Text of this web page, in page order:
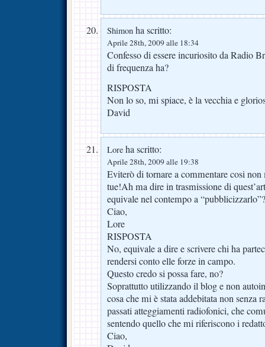
Shimon ha scritto:
Aprile 28th, 2009 alle 18:34
Confesso di essere incuriosito da Radio
di frequenza ha?
RISPOSTA
Non lo so, mi spiace, è la vecchia e
David
Lore ha scritto:
Aprile 28th, 2009 alle 19:38
Eviterò di tornare a commentare cosi
tue!Ah ma dire in trasmissione di
equivale nel contempo a “pubblicizzarlo”?
Ciao,
Lore
RISPOSTA
No, equivale a dire e scrivere chi ha
rendersi conto elle forze in campo.
Questo credo si possa fare, no?
Soprattutto utilizzando il blog e non
cosa che mi è stata addebitata non senza
passati atteggiamenti radiofonici, che
sentendo quello che mi riferiscono i
Ciao,